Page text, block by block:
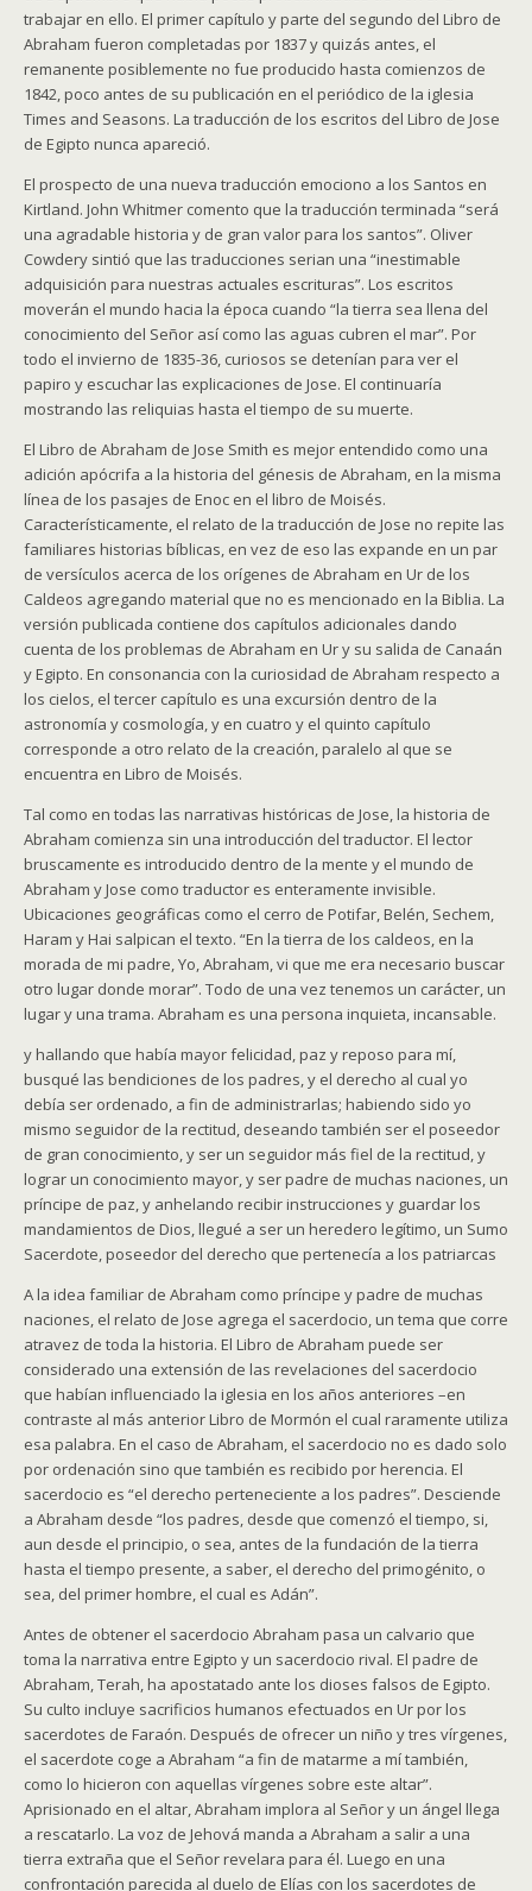
trabajar en ello. El primer capítulo y parte del segundo del Libro de
Abraham fueron completadas por 1837 y quizás antes, el
remanente posiblemente no fue producido hasta comienzos de
1842, poco antes de su publicación en el periódico de la iglesia
Times and Seasons. La traducción de los escritos del Libro de Jose
de Egipto nunca apareció.
El prospecto de una nueva traducción emociono a los Santos en
Kirtland. John Whitmer comento que la traducción terminada “será
una agradable historia y de gran valor para los santos”. Oliver
Cowdery sintió que las traducciones serian una “inestimable
adquisición para nuestras actuales escrituras”. Los escritos
moverán el mundo hacia la época cuando “la tierra sea llena del
conocimiento del Señor así como las aguas cubren el mar”. Por
todo el invierno de 1835-36, curiosos se detenían para ver el
papiro y escuchar las explicaciones de Jose. El continuaría
mostrando las reliquias hasta el tiempo de su muerte.
El Libro de Abraham de Jose Smith es mejor entendido como una
adición apócrifa a la historia del génesis de Abraham, en la misma
línea de los pasajes de Enoc en el libro de Moisés.
Característicamente, el relato de la traducción de Jose no repite las
familiares historias bíblicas, en vez de eso las expande en un par
de versículos acerca de los orígenes de Abraham en Ur de los
Caldeos agregando material que no es mencionado en la Biblia. La
versión publicada contiene dos capítulos adicionales dando
cuenta de los problemas de Abraham en Ur y su salida de Canaán
y Egipto. En consonancia con la curiosidad de Abraham respecto a
los cielos, el tercer capítulo es una excursión dentro de la
astronomía y cosmología, y en cuatro y el quinto capítulo
corresponde a otro relato de la creación, paralelo al que se
encuentra en Libro de Moisés.
Tal como en todas las narrativas históricas de Jose, la historia de
Abraham comienza sin una introducción del traductor. El lector
bruscamente es introducido dentro de la mente y el mundo de
Abraham y Jose como traductor es enteramente invisible.
Ubicaciones geográficas como el cerro de Potifar, Belén, Sechem,
Haram y Hai salpican el texto. “En la tierra de los caldeos, en la
morada de mi padre, Yo, Abraham, vi que me era necesario buscar
otro lugar donde morar”. Todo de una vez tenemos un carácter, un
lugar y una trama. Abraham es una persona inquieta, incansable.
y hallando que había mayor felicidad, paz y reposo para mí,
busqué las bendiciones de los padres, y el derecho al cual yo
debía ser ordenado, a fin de administrarlas; habiendo sido yo
mismo seguidor de la rectitud, deseando también ser el poseedor
de gran conocimiento, y ser un seguidor más fiel de la rectitud, y
lograr un conocimiento mayor, y ser padre de muchas naciones, un
príncipe de paz, y anhelando recibir instrucciones y guardar los
mandamientos de Dios, llegué a ser un heredero legítimo, un Sumo
Sacerdote, poseedor del derecho que pertenecía a los patriarcas
A la idea familiar de Abraham como príncipe y padre de muchas
naciones, el relato de Jose agrega el sacerdocio, un tema que corre
atravez de toda la historia. El Libro de Abraham puede ser
considerado una extensión de las revelaciones del sacerdocio
que habían influenciado la iglesia en los años anteriores –en
contraste al más anterior Libro de Mormón el cual raramente utiliza
esa palabra. En el caso de Abraham, el sacerdocio no es dado solo
por ordenación sino que también es recibido por herencia. El
sacerdocio es “el derecho perteneciente a los padres”. Desciende
a Abraham desde “los padres, desde que comenzó el tiempo, si,
aun desde el principio, o sea, antes de la fundación de la tierra
hasta el tiempo presente, a saber, el derecho del primogénito, o
sea, del primer hombre, el cual es Adán”.
Antes de obtener el sacerdocio Abraham pasa un calvario que
toma la narrativa entre Egipto y un sacerdocio rival. El padre de
Abraham, Terah, ha apostatado ante los dioses falsos de Egipto.
Su culto incluye sacrificios humanos efectuados en Ur por los
sacerdotes de Faraón. Después de ofrecer un niño y tres vírgenes,
el sacerdote coge a Abraham “a fin de matarme a mí también,
como lo hicieron con aquellas vírgenes sobre este altar”.
Aprisionado en el altar, Abraham implora al Señor y un ángel llega
a rescatarlo. La voz de Jehová manda a Abraham a salir a una
tierra extraña que el Señor revelara para él. Luego en una
confrontación parecida al duelo de Elías con los sacerdotes de